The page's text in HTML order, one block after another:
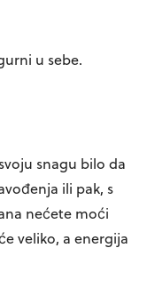
u sebe.
snagu bilo da
ili pak, s
nećete moći
veliko, a energija